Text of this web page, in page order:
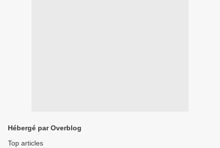
Hébergé par Overblog
Top articles